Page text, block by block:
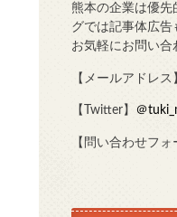
熊本の企業は優先
グでは記事体広告
お気軽にお問い合
【メールアドレ
【Twitter】 ＠
【問い合わせフォ